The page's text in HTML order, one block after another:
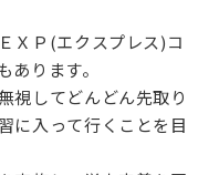
ＸＰ(エクスプレス)コ
あります。
視してどんどん先取り
に入って行くことを目